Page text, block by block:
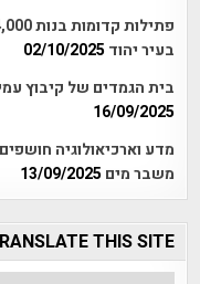
בעיר יהוד 02/10/2025
בית הגמדים של קיבוץ
16/09/2025
מדע וארכיאולוגיה
משבר מים 13/09/2025
THIS SITE!